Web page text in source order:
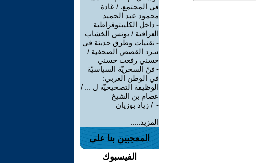
في المجتمع. / غادة
محمود عبد الحميد
- داخل الكليبتوقراطية
العراقية / يونس الخشاب
- تقنيات وطرق حديثة في
سرد القصص الصحفية /
حسني رفعت حسني
- فنّ السخريّة السياسيّة
في الوطن العربي:
الوظيفة التصحيحيّة ل ... /
عصام بن الشيخ
- ‏ / زياد بوزيان
المزيد.....
المعجبين بنا على
الفيسبوك